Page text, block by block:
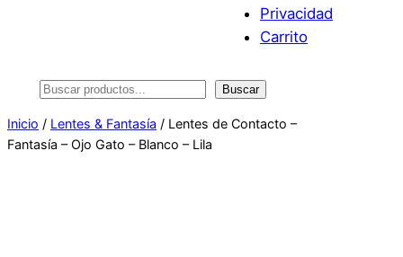
Privacidad
Carrito
Buscar Buscar
Inicio / Lentes & Fantasía / Lentes de Contacto –
Fantasía – Ojo Gato – Blanco – Lila